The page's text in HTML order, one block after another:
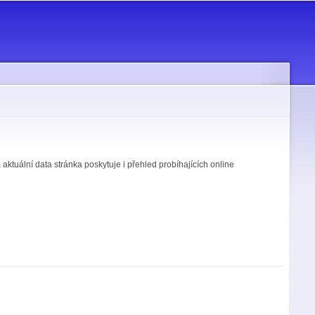
data stránka poskytuje i přehled probíhajících online